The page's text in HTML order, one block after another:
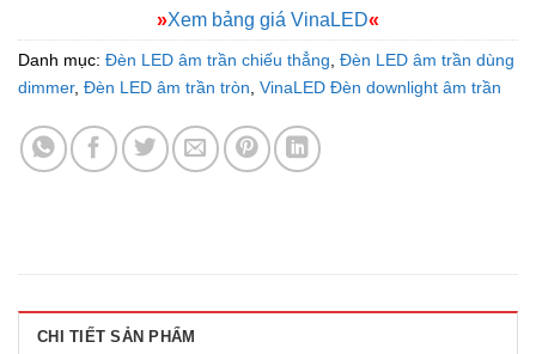
»Xem bảng giá VinaLED«
Danh mục: Đèn LED âm trần chiếu thẳng, Đèn LED âm trần dùng
dimmer, Đèn LED âm trần tròn, VinaLED Đèn downlight âm trần
CHI TIẾT SẢN PHẨM